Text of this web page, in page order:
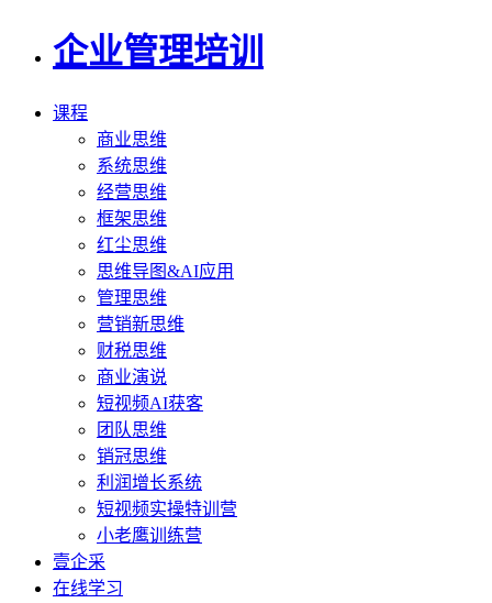
企业管理培训
课程
商业思维
系统思维
经营思维
框架思维
红尘思维
思维导图&AI应用
管理思维
营销新思维
财税思维
商业演说
短视频AI获客
团队思维
销冠思维
利润增长系统
短视频实操特训营
小老鹰训练营
壹企采
在线学习